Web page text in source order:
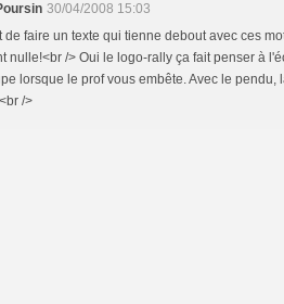
30/04/2008 15:03
de faire un texte qui tienne debout avec ces
nulle!<br /> Oui le logo-rally ça fait penser à
lorsque le prof vous embête. Avec le pendu,
/>